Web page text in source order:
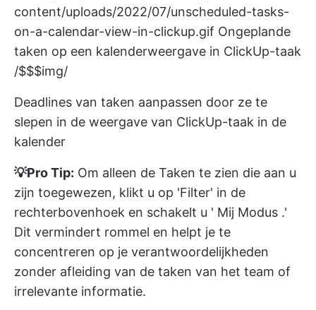
content/uploads/2022/07/unscheduled-tasks-
on-a-calendar-view-in-clickup.gif Ongeplande
taken op een kalenderweergave in ClickUp-taak
/$$$img/
Deadlines van taken aanpassen door ze te
slepen in de weergave van ClickUp-taak in de
kalender
💡Pro Tip: Om alleen de Taken te zien die aan u
zijn toegewezen, klikt u op 'Filter' in de
rechterbovenhoek en schakelt u ' Mij Modus .'
Dit vermindert rommel en helpt je te
concentreren op je verantwoordelijkheden
zonder afleiding van de taken van het team of
irrelevante informatie.